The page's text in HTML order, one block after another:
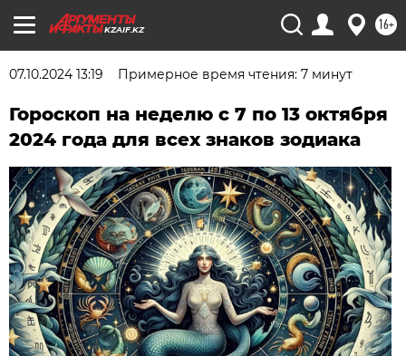
KZAIF.KZ 16+
07.10.2024 13:19 Примерное время чтения: 7 минут
Гороскоп на неделю с 7 по 13 октября
2024 года для всех знаков зодиака